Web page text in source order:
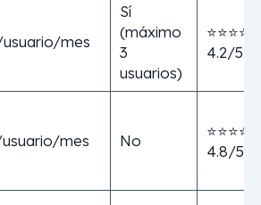
mes
Sí
(máximo
3
usuarios)
⭐⭐⭐⭐
4.2/5
mes No
⭐⭐⭐⭐⭐
4.8/5